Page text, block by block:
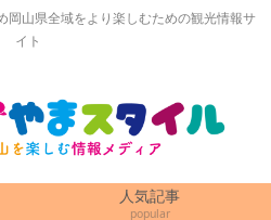
岡山県全域をより楽しむための観光情報サ
イト
人気記事
popular